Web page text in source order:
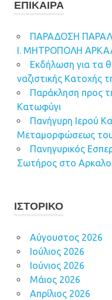
ΕΠΊΚΑΙΡΑ
ΠΑΡΑΔΟΣΗ
Ι. ΜΗΤΡΟΠΟΛΗ
Εκδήλωση για τα
ναζιστικής Κατοχής
Παράκληση προς
Κατωφύγι
Πανήγυρη Ιερού
Μεταμορφώσεως
Πανηγυρικός
Σωτήρος στο
ΙΣΤΟΡΙΚΌ
Αύγουστος 2026
Ιούλιος 2026
Ιούνιος 2026
Μάιος 2026
Απρίλιος 2026